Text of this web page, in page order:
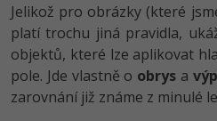
Jelikož pro obrázky (které
platí trochu jiná pravidla,
objektů, které lze aplikovat
pole. Jde vlastně o obrys a
zarovnání již známe z minulé